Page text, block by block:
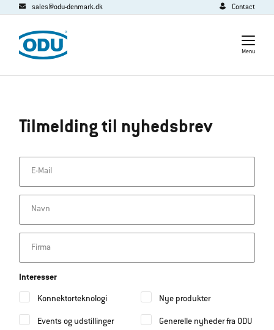
sales@odu-denmark.dk Contact
Menu
Tilmelding til nyhedsbrev
E-Mail
Navn
Firma
Interesser
Konnektorteknologi Nye produkter
Events og udstillinger
Generelle nyheder fra ODU